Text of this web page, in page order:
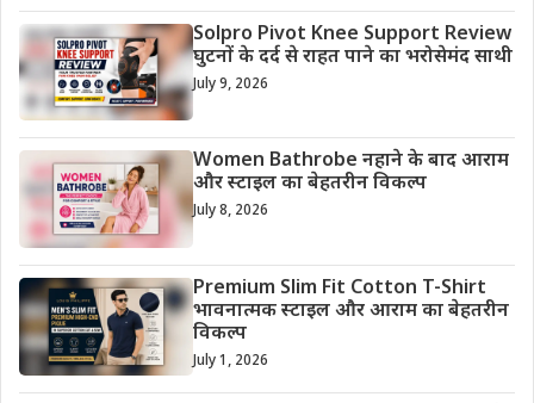
Solpro Pivot Knee Support Review
घुटनों के दर्द से राहत पाने का भरोसेमंद साथी
July 9, 2026
Women Bathrobe नहाने के बाद आराम
और स्टाइल का बेहतरीन विकल्प
July 8, 2026
Premium Slim Fit Cotton T-Shirt
भावनात्मक स्टाइल और आराम का बेहतरीन
विकल्प
July 1, 2026